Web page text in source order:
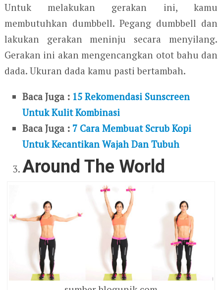
Untuk melakukan gerakan ini, kamu
membutuhkan dumbbell. Pegang dumbbell dan
lakukan gerakan meninju secara menyilang.
Gerakan ini akan mengencangkan otot bahu dan
dada. Ukuran dada kamu pasti bertambah.
Baca Juga : 15 Rekomendasi Sunscreen
Untuk Kulit Kombinasi
Baca Juga : 7 Cara Membuat Scrub Kopi
Untuk Kecantikan Wajah Dan Tubuh
Around The World